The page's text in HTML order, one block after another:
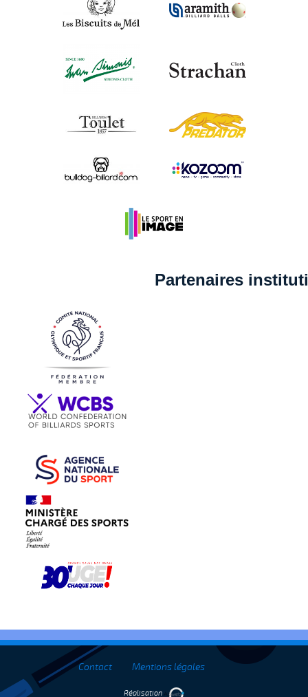
Partenaires
Contact Mentions légales
Réalisation